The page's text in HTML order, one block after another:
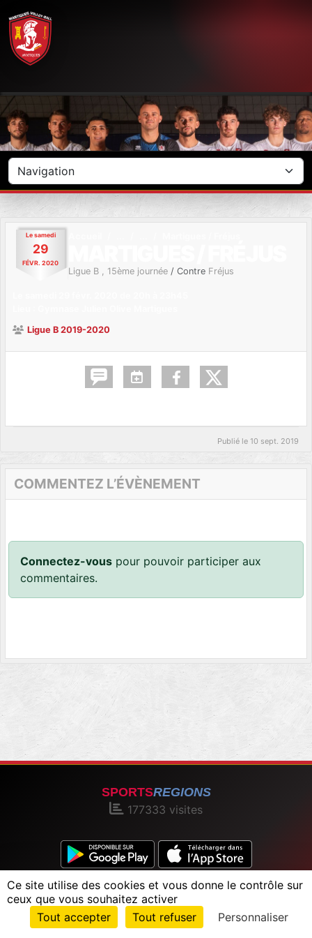
Lesamedi
29
FÉVR. 2020
Ligue B , 15ème journée / Contre Fréjus
Ligue B 2019-2020
Publié le 10 sept. 2019
COMMENTEZ L’ÉVÈNEMENT
Connectez-vous pour pouvoir participer aux
commentaires.
SPORTSREGIONS
177333 visites
Charte cookies
Gestion des cookies
Informations légales
Signaler un contenu inapproprié
Envie de participer ?
Connexion
Panneau de gestion des cookies
Ce site utilise des cookies et vous donne le contrôle sur
ceux que vous souhaitez activer
Tout accepter
Tout refuser Personnaliser